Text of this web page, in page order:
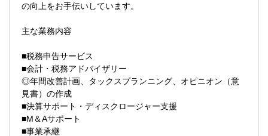
■月ごとの勤務時間管理となりますので、6
度あり（業務をお任せできるようになれ
ば、週2日程度）
頂くことも可能です。
心下さい。
の向上をお手伝いしています。
主な業務内容
■税務申告サービス
■会計・税務アドバイザリー
◎年間改善計画、タックスプランニング、オピニオン（意
見書）の作成
■決算サポート・ディスクロージャー支援
■M＆Aサポート
■事業承継